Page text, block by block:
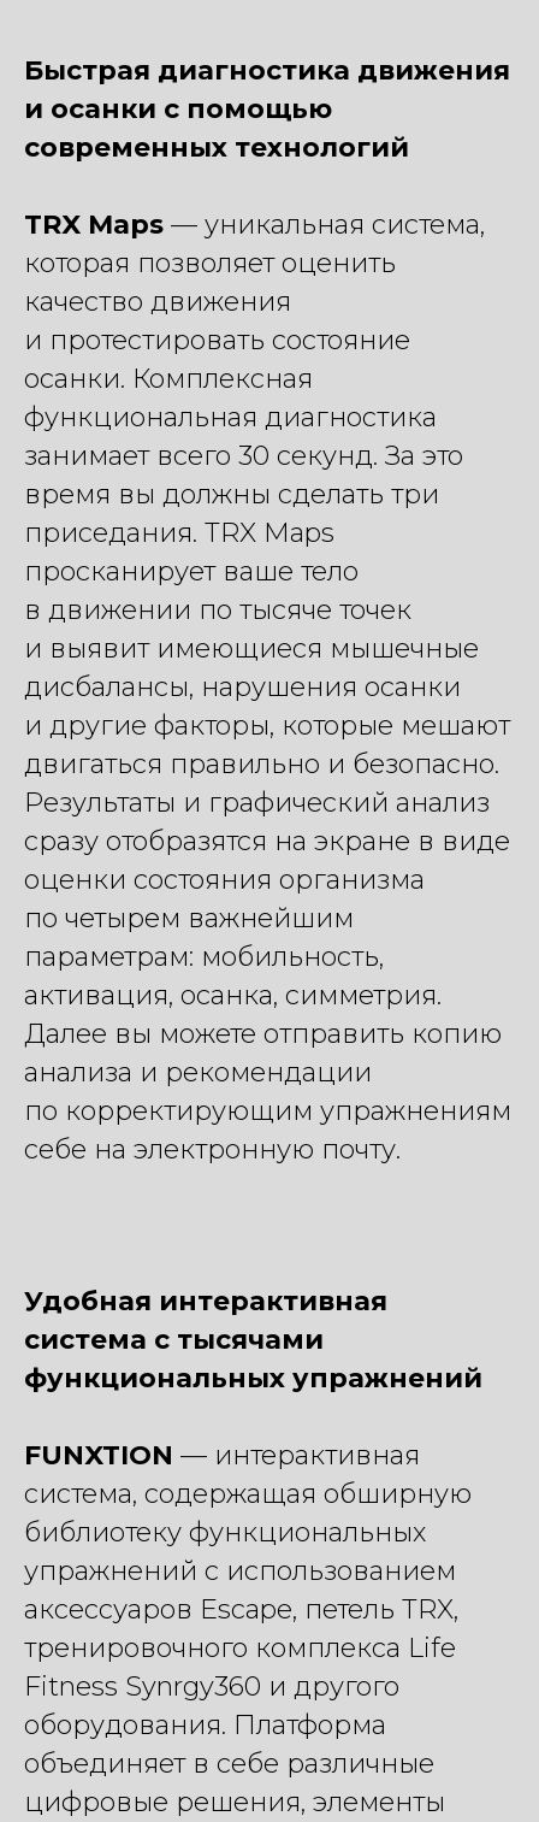
Быстрая диагностика движения
и осанки с помощью
современных технологий
TRX Maps — уникальная система,
которая позволяет оценить
качество движения
и протестировать состояние
осанки. Комплексная
функциональная диагностика
занимает всего 30 секунд. За это
время вы должны сделать три
приседания. TRX Maps
просканирует ваше тело
в движении по тысяче точек
и выявит имеющиеся мышечные
дисбалансы, нарушения осанки
и другие факторы, которые мешают
двигаться правильно и безопасно.
Результаты и графический анализ
сразу отобразятся на экране в виде
оценки состояния организма
по четырем важнейшим
параметрам: мобильность,
активация, осанка, симметрия.
Далее вы можете отправить копию
анализа и рекомендации
по корректирующим упражнениям
себе на электронную почту.
Удобная интерактивная
система с тысячами
функциональных упражнений
FUNXTION — интерактивная
система, содержащая обширную
библиотеку функциональных
упражнений с использованием
аксессуаров Escape, петель TRX,
тренировочного комплекса Life
Fitness Synrgy360 и другого
оборудования. Платформа
объединяет в себе различные
цифровые решения, элементы